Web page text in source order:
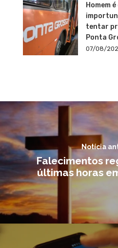
Homem
tentar
Ponta
07/08/
Notícia
Falecimentos
últimas horas